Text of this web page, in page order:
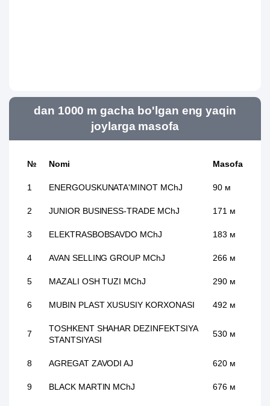
dan 1000 m gacha bo'lgan eng yaqin
joylarga masofa
№ Nomi Masofa
1 ENERGOUSKUNATA'MINOT MChJ 90 м
2 JUNIOR BUSINESS-TRADE MChJ 171 м
3 ELEKTRASBOBSAVDO MChJ 183 м
4 AVAN SELLING GROUP MChJ 266 м
5 MAZALI OSH TUZI MChJ 290 м
6 MUBIN PLAST XUSUSIY KORXONASI 492 м
7
TOSHKENT SHAHAR DEZINFEKTSIYA
STANTSIYASI
530 м
8 AGREGAT ZAVODI AJ 620 м
9 BLACK MARTIN MChJ 676 м